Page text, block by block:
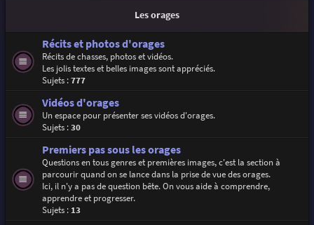
Les orages
Récits et photos d'orages
Récits de chasses, photos et vidéos.
Les jolis textes et belles images sont appréciés.
Sujets :777
Vidéos d'orages
Un espace pour présenter ses vidéos d'orages.
Sujets :30
Premiers pas sous les orages
Questions en tous genres et premières images, c'est la section à
parcourir quand on se lance dans la prise de vue des orages.
Ici, il n'y a pas de question bête. On vous aide à comprendre,
apprendre et progresser.
Sujets : 13